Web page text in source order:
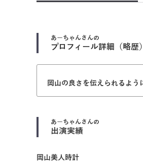
あーちゃん さんの
プロフィール詳細（略歴）
岡山の良さを伝えられるよ
あーちゃん さんの
出演実績
岡山美人時計